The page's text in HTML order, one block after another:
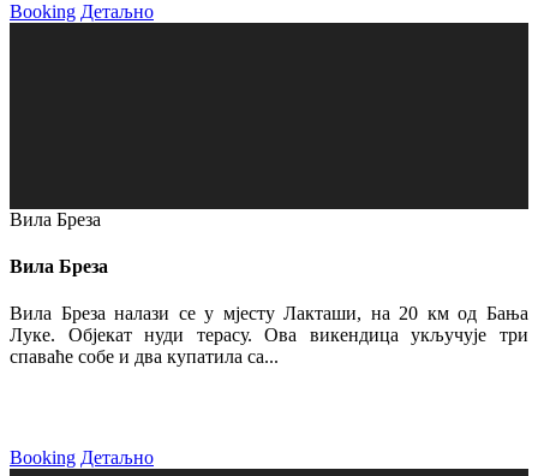
Booking Детаљно
Вила Бреза
Вила Бреза
Вила Бреза налази се у мјесту Лакташи, на 20 км од Бања
Луке. Објекат нуди терасу. Ова викендица укључује три
спаваће собе и два купатила са...
Booking Детаљно